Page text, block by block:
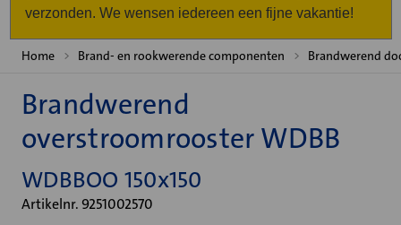
verzonden. We wensen iedereen een fijne vakantie!
Home Brand- en rookwerende componenten Brandwerend
Brandwerend
overstroomrooster WDBB
WDBBOO 150x150
Artikelnr. 9251002570